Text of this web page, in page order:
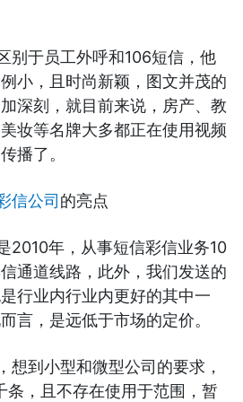
别于员工外呼和106短信，他
小，且时尚新颖，图文并茂的
深刻，就目前来说，房产、教
妆等名牌大多都正在使用视频
播了。
信公司 的亮点
2010年，从事短信彩信业务10
通道线路，此外，我们发送的
行业内行业内更好的其中一
言，是远低于市场的定价。
想到小型和微型公司的要求，
条，且不存在使用于范围，暂